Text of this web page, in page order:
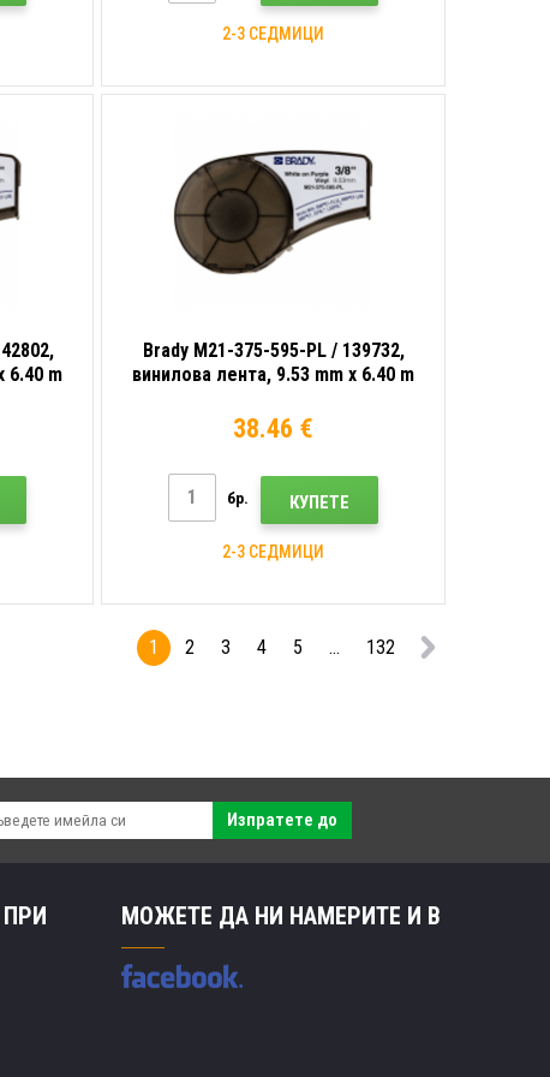
2-3 СЕДМИЦИ
6.40 m
Brady M21-375-595-PL / 139732,
винилова лента, 9.53 mm x 6.40 m
38.46 €
бр. КУПЕТЕ
2-3 СЕДМИЦИ
1 2 3 4 5 ... 132
Изпратете до
МОЖЕТЕ ДА НИ НАМЕРИТЕ И В